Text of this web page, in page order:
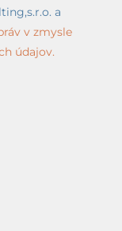
a
v zmysle
údajov.